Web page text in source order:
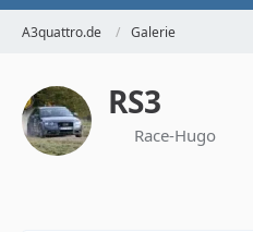
A3quattro.de Galerie
RS3
Race-Hugo